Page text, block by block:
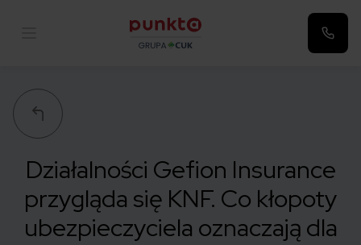
Działalności Gefion Insurance
przygląda się KNF. Co kłopoty
ubezpieczyciela oznaczają dla